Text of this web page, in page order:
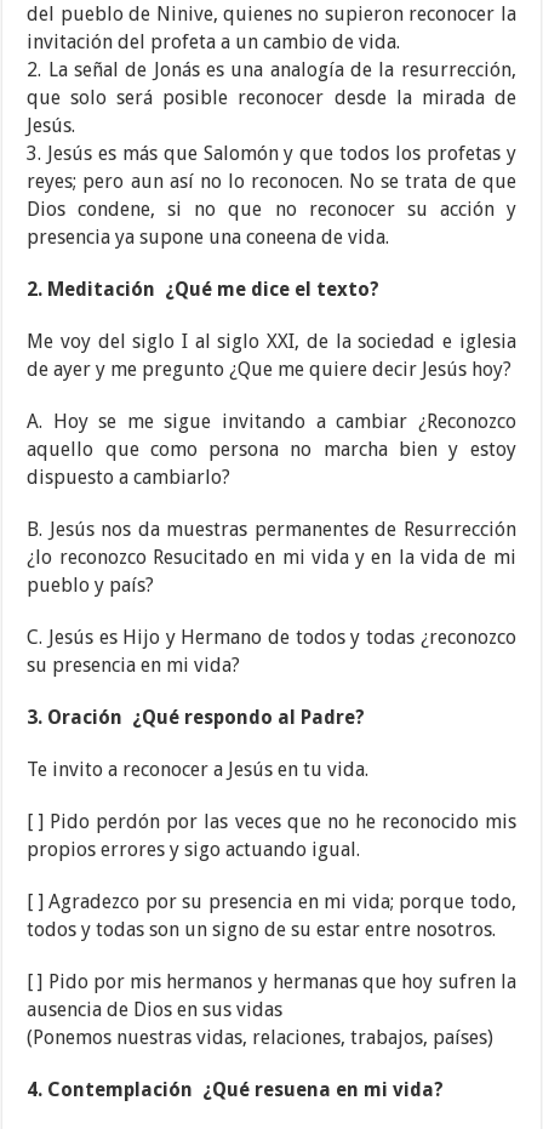
del pueblo de Ninive, quienes no supieron reconocer la
invitación del profeta a un cambio de vida.
2. La señal de Jonás es una analogía de la resurrección,
que solo será posible reconocer desde la mirada de
Jesús.
3. Jesús es más que Salomón y que todos los profetas y
reyes; pero aun así no lo reconocen. No se trata de que
Dios condene, si no que no reconocer su acción y
presencia ya supone una coneena de vida.
2. Meditación ¿Qué me dice el texto?
Me voy del siglo I al siglo XXI, de la sociedad e iglesia
de ayer y me pregunto ¿Que me quiere decir Jesús hoy?
A. Hoy se me sigue invitando a cambiar ¿Reconozco
aquello que como persona no marcha bien y estoy
dispuesto a cambiarlo?
B. Jesús nos da muestras permanentes de Resurrección
¿lo reconozco Resucitado en mi vida y en la vida de mi
pueblo y país?
C. Jesús es Hijo y Hermano de todos y todas ¿reconozco
su presencia en mi vida?
3. Oración ¿Qué respondo al Padre?
Te invito a reconocer a Jesús en tu vida.
[ ] Pido perdón por las veces que no he reconocido mis
propios errores y sigo actuando igual.
[ ] Agradezco por su presencia en mi vida; porque todo,
todos y todas son un signo de su estar entre nosotros.
[ ] Pido por mis hermanos y hermanas que hoy sufren la
ausencia de Dios en sus vidas
(Ponemos nuestras vidas, relaciones, trabajos, países)
4. Contemplación ¿Qué resuena en mi vida?